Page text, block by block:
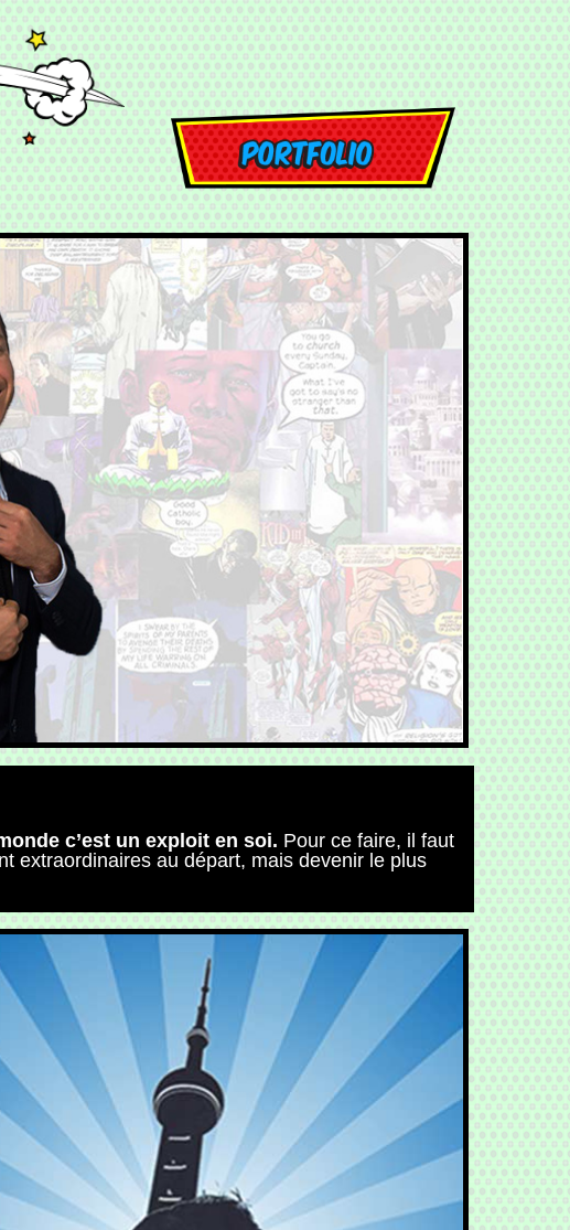
c’est un exploit en soi. Pour ce faire, il faut
extraordinaires au départ, mais devenir le plus